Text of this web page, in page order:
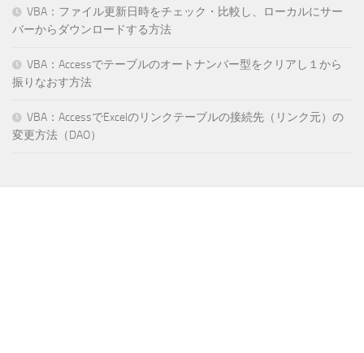
VBA：ファイル更新日時をチェック・比較し、ローカルにサー
バーからダウンロードする方法
VBA：Accessでテーブルのオートナンバー型をクリアし１から
振りなおす方法
VBA：AccessでExcelのリンクテーブルの接続先（リンク元）の
変更方法（DAO）